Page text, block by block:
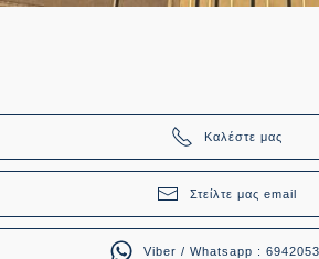
Καλέστε μας
Στείλτε μας email
Viber / Whatsapp :